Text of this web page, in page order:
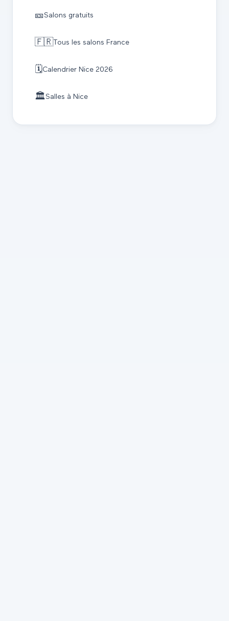
🎫Salons gratuits
🇫🇷Tous les salons France
🗓️Calendrier Nice 2026
🏛️Salles à Nice